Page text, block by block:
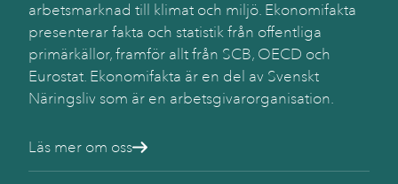
arbetsmarknad till klimat och miljö. Ekonomifakta
presenterar fakta och statistik från offentliga
primärkällor, framför allt från SCB, OECD och
Eurostat. Ekonomifakta är en del av Svenskt
Näringsliv som är en arbetsgivarorganisation.
Läs mer om oss